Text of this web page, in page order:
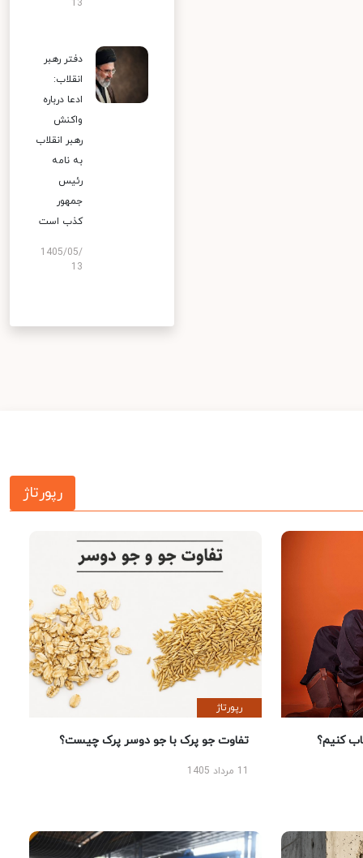
13
دفتر رهبر
انقلاب:
ادعا درباره
واکنش
رهبر انقلاب
به نامه
رئیس
جمهور
کذب است
1405/05/
13
رپورتاژ
کنیم؟
رپورتاژ
تفاوت جو پرک با جو دوسر پرک چیست؟